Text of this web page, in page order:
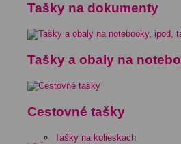
Tašky na dokumenty
Tašky a obaly na
Cestovné tašky
Tašky na kolieskach